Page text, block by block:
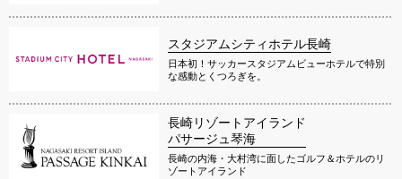
スタジアムシティホテル長崎
日本初！サッカースタジアムビューホテルで特別
な感動とくつろぎを。
長崎リゾートアイランド
パサージュ琴海
長崎の内海・大村湾に面したゴルフ＆ホテルのリ
ゾートアイランド